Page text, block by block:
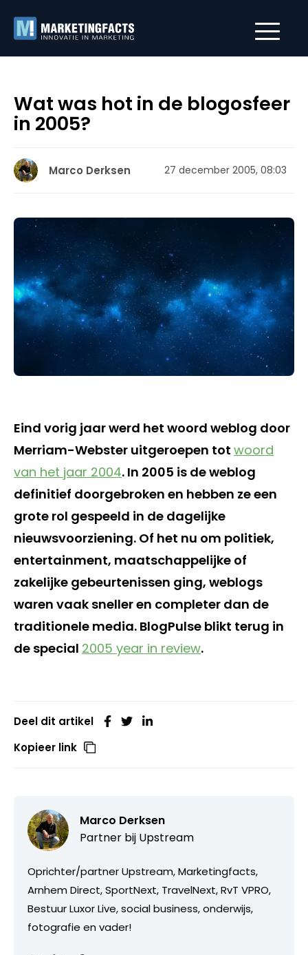
Wat was hot in de blogosfeer
in 2005?
Marco Derksen 27 december 2005, 08:03
Eind vorig jaar werd het woord weblog door
Merriam-Webster uitgeroepen tot woord
van het jaar 2004. In 2005 is de weblog
definitief doorgebroken en hebben ze een
grote rol gespeeld in de dagelijke
nieuwsvoorziening. Of het nu om politiek,
entertainment, maatschappelijke of
zakelijke gebeurtenissen ging, weblogs
waren vaak sneller en completer dan de
traditionele media. BlogPulse blikt terug in
de special 2005 year in review.
Deel dit artikel
Kopieer link
Marco Derksen
Partner bij Upstream
Oprichter/partner Upstream, Marketingfacts,
Arnhem Direct, SportNext, TravelNext, RvT VPRO,
Bestuur Luxor Live, social business, onderwijs,
fotografie en vader!